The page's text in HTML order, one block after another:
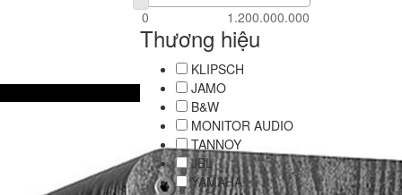
Thương hiệu
KLIPSCH
JAMO
B&W
MONITOR AUDIO
TANNOY
JBL
YAMAHA